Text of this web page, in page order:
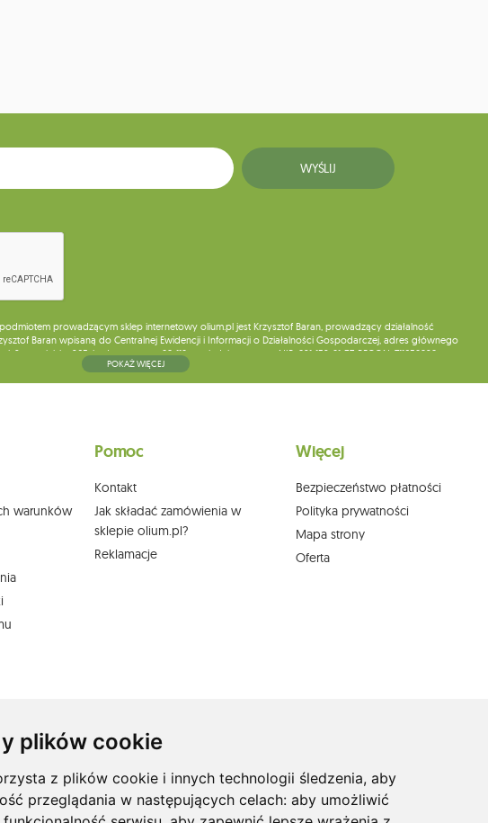
plików cookie
z plików cookie i innych technologii śledzenia, aby
przeglądania w następujących celach: aby umożliwić
WYŚLIJ
prowadzącym sklep internetowy olium.pl jest Krzysztof Baran, prowadzący działalność
Baran wpisaną do Centralnej Ewidencji i Informacji o Działalności Gospodarczej, adres głównego
Starowiejska 265, kod pocztowy: 08-110, posiadający numer NIP: 821-152-01-37, REGON: 711650928 .
i przechowywane do chwili rezygnacji z subskrypcji.
e-mail lub pisemnie na adres siedziby.
POKAŻ WIĘCEJ
warunków
Pomoc
Kontakt
Jak składać zamówienia w
sklepie olium.pl?
Reklamacje
Więcej
Bezpieczeństwo płatności
Polityka prywatności
Mapa strony
Oferta